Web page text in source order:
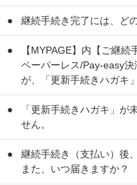
継続手続き完了には、ど
【MYPAGE】内【ご継
ペーパーレス/Pay-easy
が、「更新手続きハガキ
「更新手続きハガキ」が
せん。
継続手続き（支払い）後
また、いつ届きますか？